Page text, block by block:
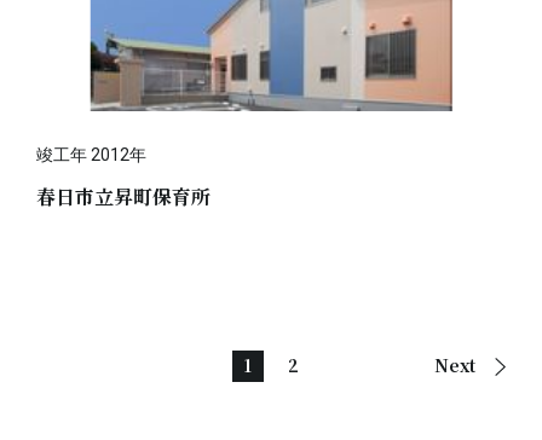
竣工年 2012年
春日市立昇町保育所
1 2 Next